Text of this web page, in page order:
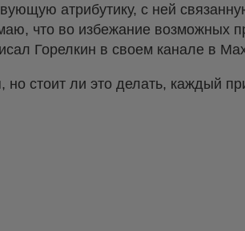
атрибутику, с ней
что во избежание возможных
Горелкин в своем канале в
но стоит ли это делать, каждый